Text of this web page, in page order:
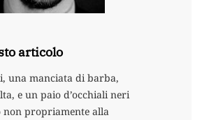
articolo
una manciata di barba,
e un paio d’occhiali neri
non propriamente alla